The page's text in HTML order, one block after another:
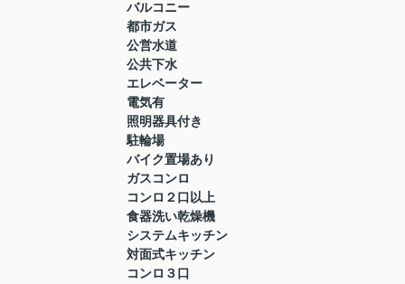
バルコニー
都市ガス
公営水道
公共下水
エレベーター
電気有
照明器具付き
駐輪場
バイク置場あり
ガスコンロ
コンロ２口以上
食器洗い乾燥機
システムキッチン
対面式キッチン
コンロ３口